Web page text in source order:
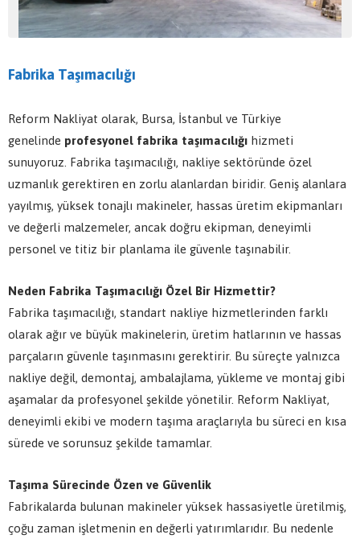
Fabrika Taşımacılığı
Reform Nakliyat olarak, Bursa, İstanbul ve Türkiye
genelinde profesyonel fabrika taşımacılığı hizmeti
sunuyoruz. Fabrika taşımacılığı, nakliye sektöründe özel
uzmanlık gerektiren en zorlu alanlardan biridir. Geniş alanlara
yayılmış, yüksek tonajlı makineler, hassas üretim ekipmanları
ve değerli malzemeler, ancak doğru ekipman, deneyimli
personel ve titiz bir planlama ile güvenle taşınabilir.
Neden Fabrika Taşımacılığı Özel Bir Hizmettir?
Fabrika taşımacılığı, standart nakliye hizmetlerinden farklı
olarak ağır ve büyük makinelerin, üretim hatlarının ve hassas
parçaların güvenle taşınmasını gerektirir. Bu süreçte yalnızca
nakliye değil, demontaj, ambalajlama, yükleme ve montaj gibi
aşamalar da profesyonel şekilde yönetilir. Reform Nakliyat,
deneyimli ekibi ve modern taşıma araçlarıyla bu süreci en kısa
sürede ve sorunsuz şekilde tamamlar.
Taşıma Sürecinde Özen ve Güvenlik
Fabrikalarda bulunan makineler yüksek hassasiyetle üretilmiş,
çoğu zaman işletmenin en değerli yatırımlarıdır. Bu nedenle